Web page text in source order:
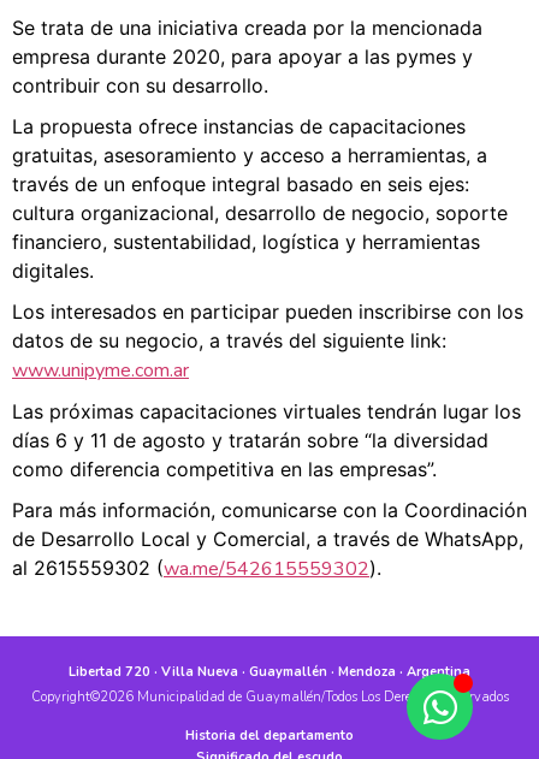
Se trata de una iniciativa creada por la mencionada
empresa durante 2020, para apoyar a las pymes y
contribuir con su desarrollo.
La propuesta ofrece instancias de capacitaciones
gratuitas, asesoramiento y acceso a herramientas, a
través de un enfoque integral basado en seis ejes:
cultura organizacional, desarrollo de negocio, soporte
financiero, sustentabilidad, logística y herramientas
digitales.
Los interesados en participar pueden inscribirse con los
datos de su negocio, a través del siguiente link:
www.unipyme.com.ar
Las próximas capacitaciones virtuales tendrán lugar los
días 6 y 11 de agosto y tratarán sobre “la diversidad
como diferencia competitiva en las empresas”.
Para más información, comunicarse con la Coordinación
de Desarrollo Local y Comercial, a través de WhatsApp,
al 2615559302 (wa.me/542615559302).
Libertad 720 · Villa Nueva · Guaymallén · Mendoza · Argentina
Copyright©2026 Municipalidad de Guaymallén/Todos Los Derechos Reservados
Historia del departamento